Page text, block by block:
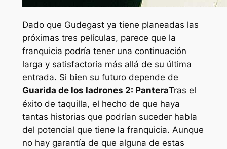
Dado que Gudegast ya tiene planeadas las
próximas tres películas, parece que la
franquicia podría tener una continuación
larga y satisfactoria más allá de su última
entrada. Si bien su futuro depende de
Guarida de los ladrones 2: PanteraTras el
éxito de taquilla, el hecho de que haya
tantas historias que podrían suceder habla
del potencial que tiene la franquicia. Aunque
no hay garantía de que alguna de estas